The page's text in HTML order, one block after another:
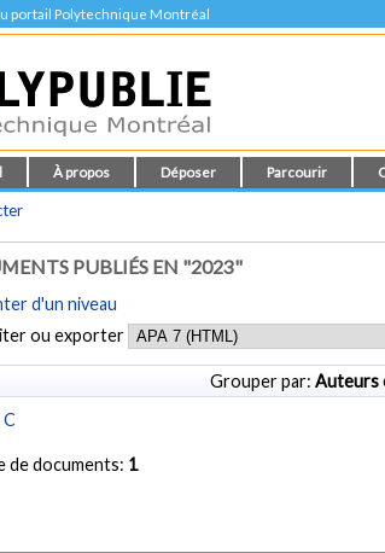
portail Polytechnique Montréal
À propos Déposer Parcourir
PUBLIÉS EN "2023"
d'un niveau
ou exporter
Grouper par: Auteurs
C
de documents: 1